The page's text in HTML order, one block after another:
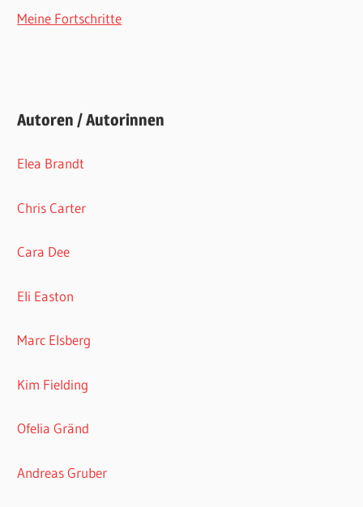
Meine Fortschritte
Autoren / Autorinnen
Elea Brandt
Chris Carter
Cara Dee
Eli Easton
Marc Elsberg
Kim Fielding
Ofelia Gränd
Andreas Gruber